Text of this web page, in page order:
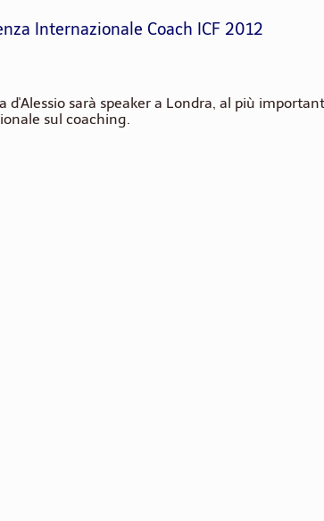
Internazionale Coach ICF 2012
d'Alessio sarà speaker a Londra, al più
sul coaching.